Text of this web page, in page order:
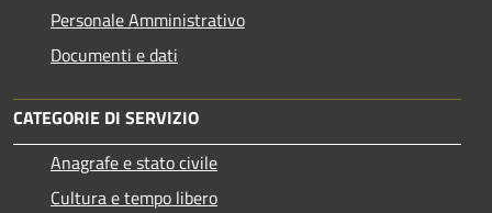
Personale Amministrativo
Documenti e dati
CATEGORIE DI SERVIZIO
Anagrafe e stato civile
Cultura e tempo libero